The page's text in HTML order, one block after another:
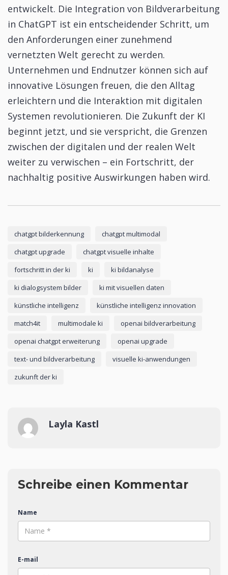
entwickelt. Die Integration von Bildverarbeitung
in ChatGPT ist ein entscheidender Schritt, um
den Anforderungen einer zunehmend
vernetzten Welt gerecht zu werden.
Unternehmen und Endnutzer können sich auf
innovative Lösungen freuen, die den Alltag
erleichtern und die Interaktion mit digitalen
Systemen revolutionieren. Die Zukunft der KI
beginnt jetzt, und sie verspricht, die Grenzen
zwischen der digitalen und der realen Welt
weiter zu verwischen – ein Fortschritt, der
nachhaltig positive Auswirkungen haben wird.
chatgpt bilderkennung
chatgpt multimodal
chatgpt upgrade
chatgpt visuelle inhalte
fortschritt in der ki
ki
ki bildanalyse
ki dialogsystem bilder
ki mit visuellen daten
künstliche intelligenz
künstliche intelligenz innovation
match4it
multimodale ki
openai bildverarbeitung
openai chatgpt erweiterung
openai upgrade
text- und bildverarbeitung
visuelle ki-anwendungen
zukunft der ki
Layla Kastl
Schreibe einen Kommentar
Name
E-mail